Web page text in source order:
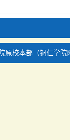
原校本部（铜仁学院